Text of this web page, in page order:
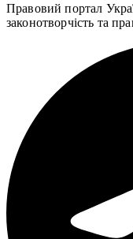
Правовий портал
законотворчість та